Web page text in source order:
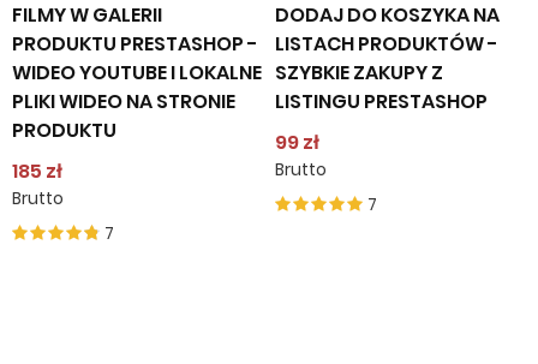
FILMY W GALERII
PRODUKTU PRESTASHOP -
WIDEO YOUTUBE I LOKALNE
PLIKI WIDEO NA STRONIE
PRODUKTU
185 zł
Brutto
7
DODAJ DO KOSZYKA NA
LISTACH PRODUKTÓW -
SZYBKIE ZAKUPY Z
LISTINGU PRESTASHOP
99 zł
Brutto
7